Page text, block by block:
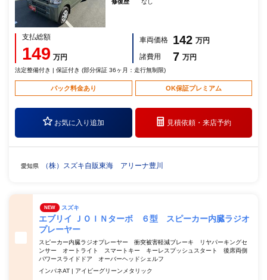
修復歴 なし
支払総額
149 万円
車両価格 142 万円
諸費用
7 万円
法定整備付き | 保証付き (部分保証 36ヶ月：走行無制限)
パック料金あり OK保証プレミアム
お気に入り追加 見積依頼・来店予約
愛知県 （株）スズキ自販東海 アリーナ豊川
NEW スズキ
エブリイ ＪＯＩＮターボ ６型 スピーカー内臓ラジオ
プレーヤー
スピーカー内臓ラジオプレーヤー 衝突被害軽減ブレーキ リヤパーキングセ
ンサー オートライト スマートキー キーレスプッシュスタート 後席両側
パワースライドドア オーバーヘッドシェルフ
インパネAT | アイビーグリーンメタリック